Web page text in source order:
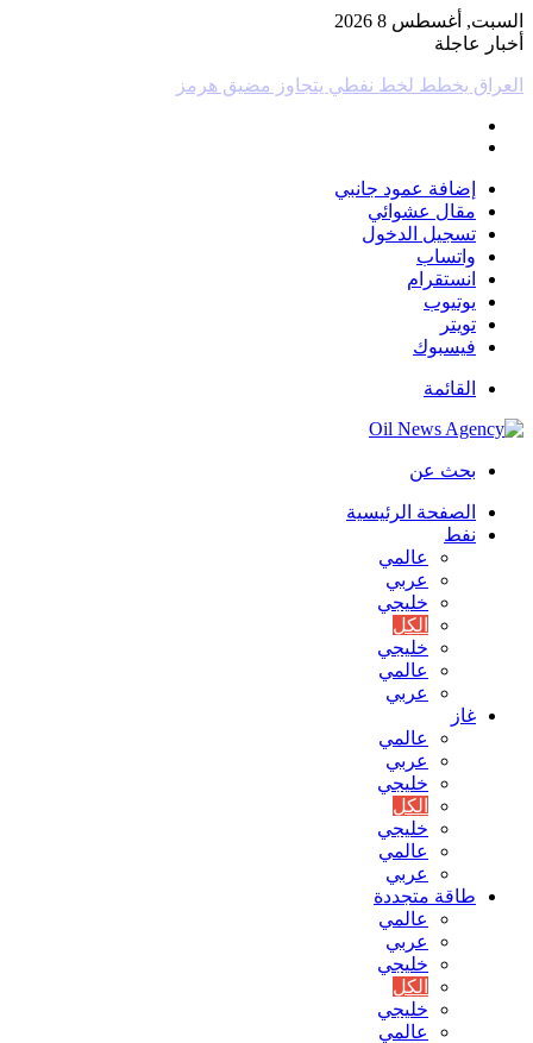
السبت, أغسطس 8 2026
أخبار عاجلة
هجمات على سفن أدنوك في مضيق هرمز ترفع الحصيلة إلى 15
إضافة عمود جانبي
مقال عشوائي
تسجيل الدخول
واتساب
انستقرام
يوتيوب
تويتر
فيسبوك
القائمة
بحث عن
الصفحة الرئيسية
نفط
عالمي
عربي
خليجي
الكل
خليجي
عالمي
عربي
غاز
عالمي
عربي
خليجي
الكل
خليجي
عالمي
عربي
طاقة متجددة
عالمي
عربي
خليجي
الكل
خليجي
عالمي